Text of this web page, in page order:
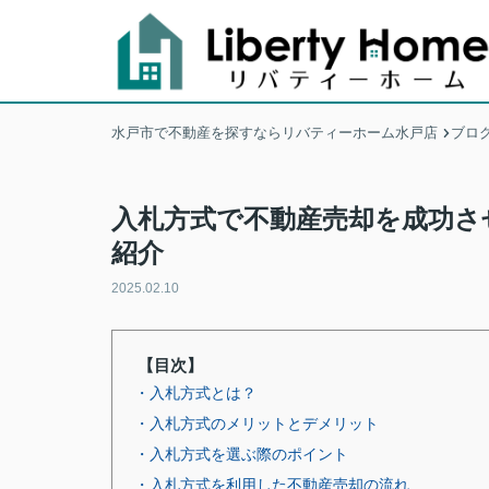
水戸市で不動産を探すならリバティーホーム水戸店 ブロ
入札方式で不動産売却を成功
紹介
2025.02.10
【目次】
・入札方式とは？
・入札方式のメリットとデメリット
・入札方式を選ぶ際のポイント
・入札方式を利用した不動産売却の流れ